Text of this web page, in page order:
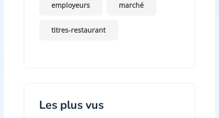
employeurs marché
titres-restaurant
Les plus vus